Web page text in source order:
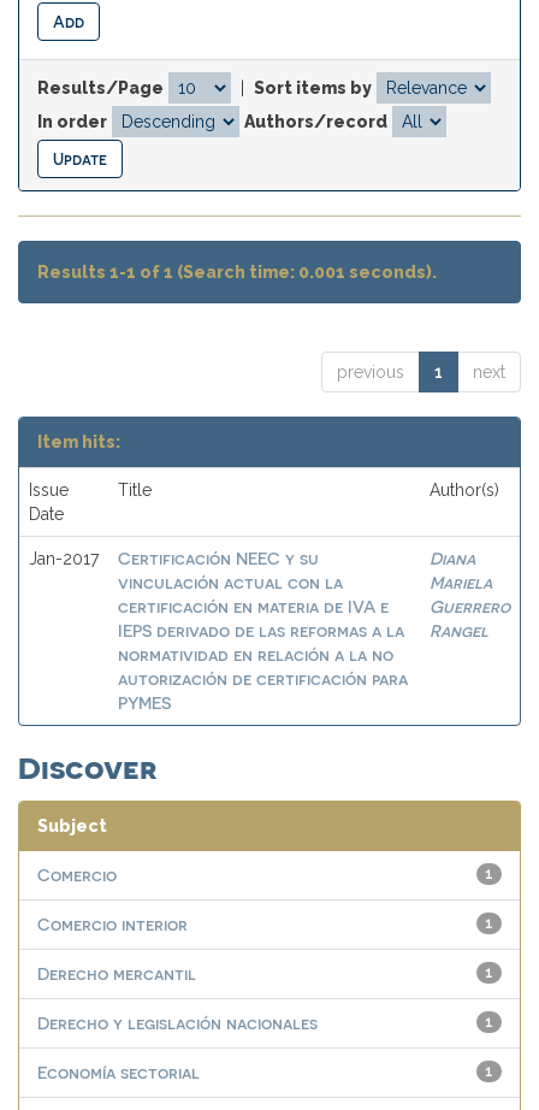
Results/Page
Sort items by
In order
Authors/record
Results 1-1 of 1 (Search time: 0.001 seconds).
previous 1 next
Item hits:
Issue
Date
Title Author(s)
Jan-2017
Certificación NEEC y su
vinculación actual con la
certificación en materia de IVA e
IEPS derivado de las reformas a la
normatividad en relación a la no
autorización de certificación para
PYMES
Diana
Mariela
Guerrero
Rangel
Discover
Subject
1
Comercio
1
Comercio interior
1
Derecho mercantil
1
Derecho y legislación nacionales
1
Economía sectorial